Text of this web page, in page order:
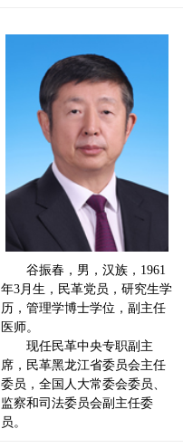
谷振春，男，汉族，1961
年3月生，民革党员，研究生学
历，管理学博士学位，副主任
医师。
现任民革中央专职副主
席，民革黑龙江省委员会主任
委员，全国人大常委会委员、
监察和司法委员会副主任委
员。